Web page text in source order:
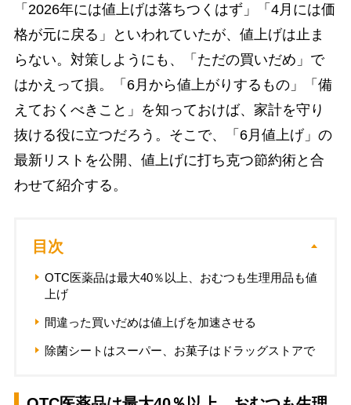
「2026年には値上げは落ちつくはず」「4月には価
格が元に戻る」といわれていたが、値上げは止ま
らない。対策しようにも、「ただの買いだめ」で
はかえって損。「6月から値上がりするもの」「備
えておくべきこと」を知っておけば、家計を守り
抜ける役に立つだろう。そこで、「6月値上げ」の
最新リストを公開、値上げに打ち克つ節約術と合
わせて紹介する。
目次
OTC医薬品は最大40％以上、おむつも生理用品も値
上げ
間違った買いだめは値上げを加速させる
除菌シートはスーパー、お菓子はドラッグストアで